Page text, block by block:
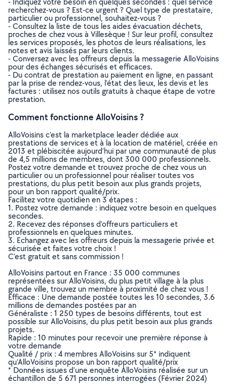
recherchez-vous ? Est-ce urgent ? Quel type de prestataire,
particulier ou professionnel, souhaitez-vous ?
- Consultez la liste de tous les aides évacuation déchets,
proches de chez vous à Villesèque ! Sur leur profil, consultez
les services proposés, les photos de leurs réalisations, les
notes et avis laissés par leurs clients.
- Conversez avec les offreurs depuis la messagerie AlloVoisins
pour des échanges sécurisés et efficaces.
- Du contrat de prestation au paiement en ligne, en passant
par la prise de rendez-vous, l’état des lieux, les devis et les
factures : utilisez nos outils gratuits à chaque étape de votre
prestation.
Comment fonctionne AlloVoisins ?
AlloVoisins c’est la marketplace leader dédiée aux
prestations de services et à la location de matériel, créée en
2013 et plébiscitée aujourd’hui par une communauté de plus
de 4,5 millions de membres, dont 300 000 professionnels.
Postez votre demande et trouvez proche de chez vous un
particulier ou un professionnel pour réaliser toutes vos
prestations, du plus petit besoin aux plus grands projets,
pour un bon rapport qualité/prix.
Facilitez votre quotidien en 3 étapes :
1. Postez votre demande : indiquez votre besoin en quelques
secondes.
2. Recevez des réponses d’offreurs particuliers et
professionnels en quelques minutes.
3. Echangez avec les offreurs depuis la messagerie privée et
sécurisée et faites votre choix !
C’est gratuit et sans commission !
AlloVoisins partout en France : 35 000 communes
représentées sur AlloVoisins, du plus petit village à la plus
grande ville, trouvez un membre à proximité de chez vous !
Efficace : Une demande postée toutes les 10 secondes, 3.6
millions de demandes postées par an
Généraliste : 1 250 types de besoins différents, tout est
possible sur AlloVoisins, du plus petit besoin aux plus grands
projets.
Rapide : 10 minutes pour recevoir une première réponse à
votre demande
Qualité / prix : 4 membres AlloVoisins sur 5* indiquent
qu’AlloVoisins propose un bon rapport qualité/prix
* Données issues d’une enquête AlloVoisins réalisée sur un
échantillon de 5 671 personnes interrogées (Février 2024)